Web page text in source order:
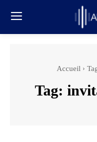
Accueil
Tag: